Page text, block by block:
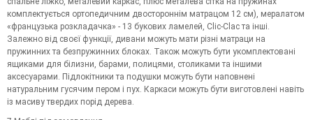
комплектується ортопедичним двостороннім матрацом 12 см), мералатом
«французька розкладачка» - 13 букових ламелей, Clic-Clac та інші.
Залежно від своєї функції, дивани можуть мати різні матраци на
пружинних та безпружинних блоках. Також можуть бути укомплектовані
ящиками для білизни, барами, полицями, столиками та іншими
аксесуарами. Підлокітники та подушки можуть бути наповнені
натуральним гусячим пером і пух. Каркаси можуть бути виготовлені навіть
із масиву твердих порід дерева.